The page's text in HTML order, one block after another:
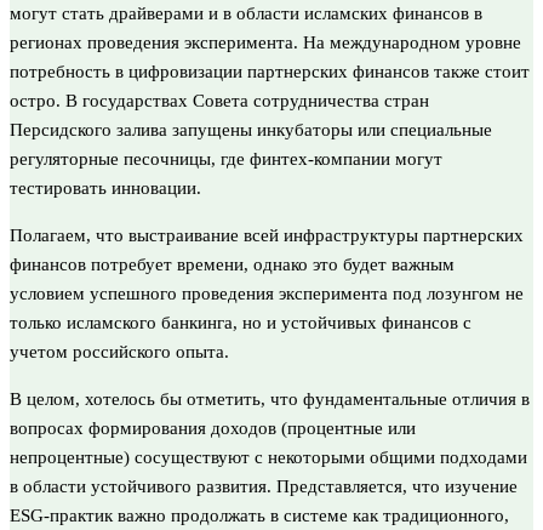
могут стать драйверами и в области исламских финансов в
регионах проведения эксперимента. На международном уровне
потребность в цифровизации партнерских финансов также стоит
остро. В государствах Совета сотрудничества стран
Персидского залива запущены инкубаторы или специальные
регуляторные песочницы, где финтех-компании могут
тестировать инновации.
Полагаем, что выстраивание всей инфраструктуры партнерских
финансов потребует времени, однако это будет важным
условием успешного проведения эксперимента под лозунгом не
только исламского банкинга, но и устойчивых финансов с
учетом российского опыта.
В целом, хотелось бы отметить, что фундаментальные отличия в
вопросах формирования доходов (процентные или
непроцентные) сосуществуют с некоторыми общими подходами
в области устойчивого развития. Представляется, что изучение
ESG-практик важно продолжать в системе как традиционного,